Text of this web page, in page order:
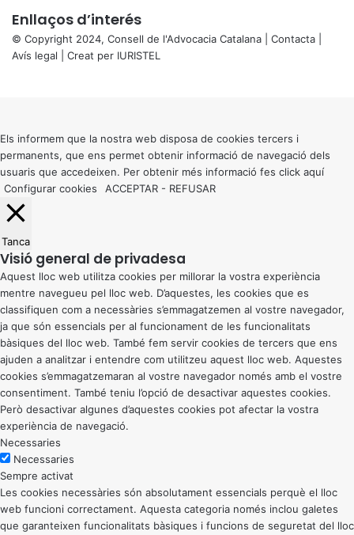
Enllaços d’interés
© Copyright 2024, Consell de l'Advocacia Catalana | Contacta
Avís legal | Creat per IURISTEL
button
Els informem que la nostra web disposa de cookies tercers i
permanents, que ens permet obtenir informació de navegació dels
usuaris que accedeixen. Per obtenir més informació fes click aquí
Configurar cookies
ACCEPTAR - REFUSAR
Tanca
Visió general de privadesa
Aquest lloc web utilitza cookies per millorar la vostra experiència
mentre navegueu pel lloc web. D’aquestes, les cookies que es
classifiquen com a necessàries s’emmagatzemen al vostre navegador,
ja que són essencials per al funcionament de les funcionalitats
bàsiques del lloc web. També fem servir cookies de tercers que ens
ajuden a analitzar i entendre com utilitzeu aquest lloc web. Aquestes
cookies s’emmagatzemaran al vostre navegador només amb el vostre
consentiment. També teniu l’opció de desactivar aquestes cookies.
Però desactivar algunes d’aquestes cookies pot afectar la vostra
experiència de navegació.
Necessaries
Necessaries
Sempre activat
Les cookies necessàries són absolutament essencials perquè el lloc
web funcioni correctament. Aquesta categoria només inclou galetes
que garanteixen funcionalitats bàsiques i funcions de seguretat del lloc